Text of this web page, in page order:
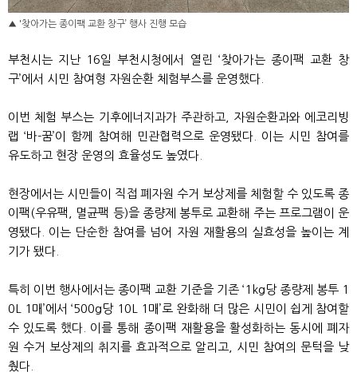
▲ '찾아가는 종이팩 교환 창구’ 행사 진행 모습
부천시는 지난 16일 부천시청에서 열린 ‘찾아가는 종이팩 교환 창
구’에서 시민 참여형 자원순환 체험부스를 운영했다.
이번 체험 부스는 기후에너지과가 주관하고, 자원순환과와 에코리빙
랩 ‘바-꿈’이 함께 참여해 민관협력으로 운영됐다. 이는 시민 참여를
유도하고 현장 운영의 효율성도 높였다.
현장에서는 시민들이 직접 폐자원 수거 보상제를 체험할 수 있도록 종
이팩(우유팩, 멸균팩 등)을 종량제 봉투로 교환해 주는 프로그램이 운
영됐다. 이는 단순한 참여를 넘어 자원 재활용의 실효성을 높이는 계
기가 됐다.
특히 이번 행사에서는 종이팩 교환 기준을 기존 ‘1kg당 종량제 봉투 1
0L 1매’에서 ‘500g당 10L 1매’로 완화해 더 많은 시민이 쉽게 참여할
수 있도록 했다. 이를 통해 종이팩 재활용을 활성화하는 동시에 폐자
원 수거 보상제의 취지를 효과적으로 알리고, 시민 참여의 문턱을 낮
췄다.